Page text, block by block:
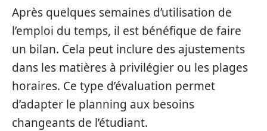
Après quelques semaines d’utilisation de
l’emploi du temps, il est bénéfique de faire
un bilan. Cela peut inclure des ajustements
dans les matières à privilégier ou les plages
horaires. Ce type d’évaluation permet
d’adapter le planning aux besoins
changeants de l’étudiant.